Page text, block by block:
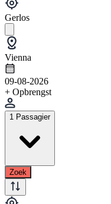
Gerlos
Vienna
09-08-2026
+ Opbrengst
1 Passagier
Zoek